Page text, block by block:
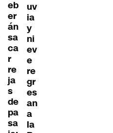
eb
er
án
sa
ca
r
re
ja
s
de
pa
sa
uv
ia
y
ni
ev
e
re
gr
es
an
a
la